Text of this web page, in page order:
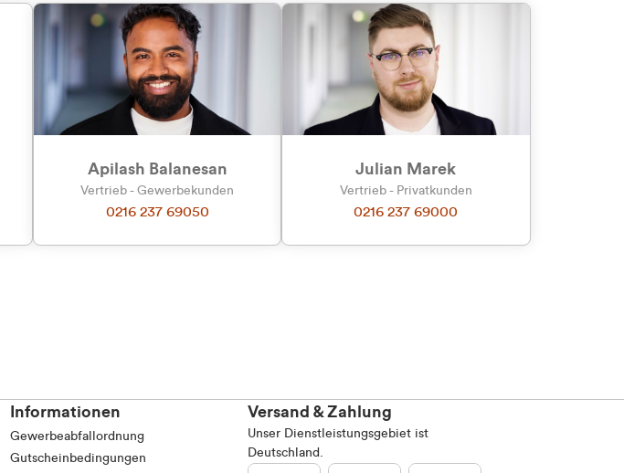
Apilash Balanesan
Vertrieb - Gewerbekunden
0216 237 69050
Julian Marek
Vertrieb - Privatkunden
0216 237 69000
Informationen
Gewerbeabfallordnung
Gutscheinbedingungen
Versand & Zahlung
Unser Dienstleistungsgebiet ist
Deutschland.